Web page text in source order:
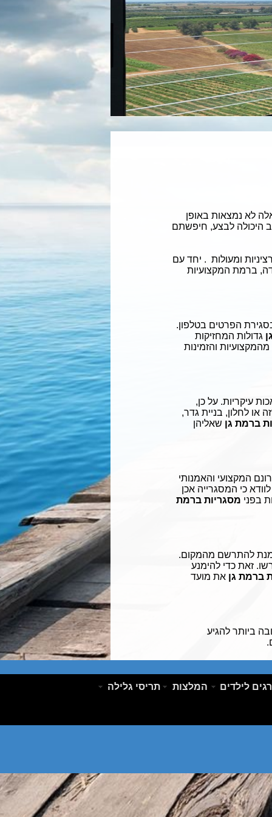
לא נמצאות באופן
היכולה לבצע, חיפשתם
ומעולות . יחד עם
ברמת המקצועיות
הפרטים בטלפון.
גדולות המחזיקות
והזמינות
עיקריות. על כן,
או לחלון, בניית גדר,
ברמת גן שאליהן
המקצועי והאמנותי
כי המסגרייה אכן
בפני מסגריות ברמת
מנת להתרשם מהמקום.
זאת כדי להימנע
ברמת גן את מועד
ביותר להגיע
.
לילדים המלצות תריסי גלילה